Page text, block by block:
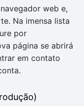
web e,
Na imensa lista
por
página se abrirá
em contato